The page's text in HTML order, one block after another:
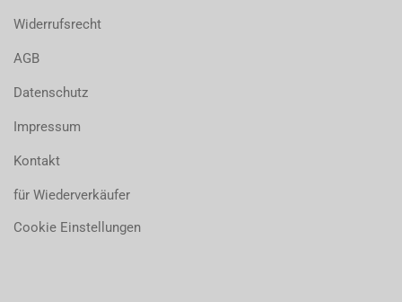
Widerrufsrecht
AGB
Datenschutz
Impressum
Kontakt
für Wiederverkäufer
Cookie Einstellungen